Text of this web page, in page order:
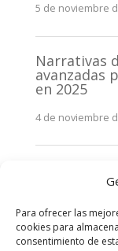
Para ofrecer las
cookies para
consentimiento de
5 de noviembre
Narrativas
avanzadas
en 2025
4 de noviembre
3 de noviembre